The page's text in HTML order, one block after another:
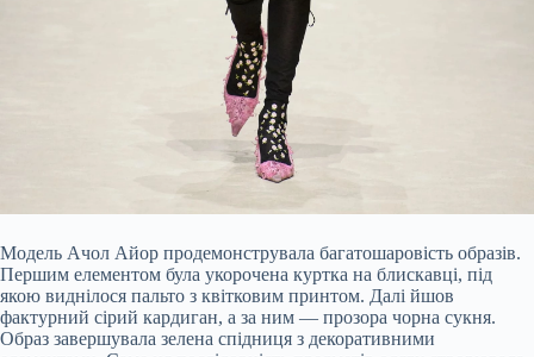
Модель Ачол Айор продемонструвала багатошаровість образів.
Першим елементом була укорочена куртка на блискавці, під
якою виднілося пальто з квітковим принтом. Далі йшов
фактурний сірий кардиган, а за ним — прозора чорна сукня.
Образ завершувала зелена спідниця з декоративними